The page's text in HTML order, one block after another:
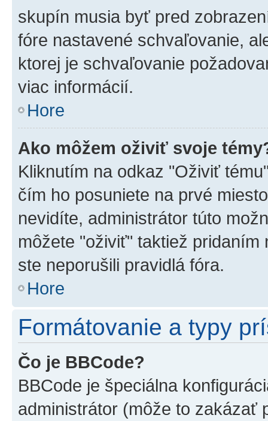
skupín musia byť pred
fóre nastavené schvaľovanie,
ktorej je schvaľovanie
viac informácií.
Hore
Ako môžem oživiť svoje
Kliknutím na odkaz "Oživiť
čím ho posuniete na prvé
nevidíte, administrátor túto
môžete "oživiť" taktiež
ste neporušili pravidlá fóra.
Hore
Formátovanie a typy
Čo je BBCode?
BBCode je špeciálna
administrátor (môže to zakázať